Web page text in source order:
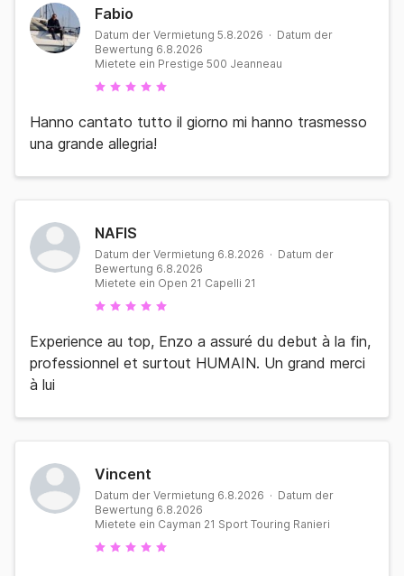
Fabio
Datum der Vermietung 5.8.2026 · Datum der
Bewertung 6.8.2026
Mietete ein Prestige 500 Jeanneau
Hanno cantato tutto il giorno mi hanno trasmesso
una grande allegria!
NAFIS
Datum der Vermietung 6.8.2026 · Datum der
Bewertung 6.8.2026
Mietete ein Open 21 Capelli 21
Experience au top, Enzo a assuré du debut à la fin,
professionnel et surtout HUMAIN. Un grand merci
à lui
Vincent
Datum der Vermietung 6.8.2026 · Datum der
Bewertung 6.8.2026
Mietete ein Cayman 21 Sport Touring Ranieri